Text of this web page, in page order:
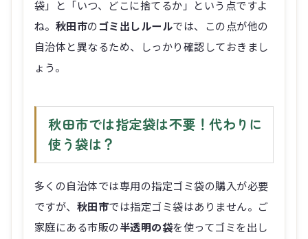
袋」と「いつ、どこに捨てるか」という点ですよ
ね。 秋田市のゴミ出しルールでは、この点が他の
自治体と異なるため、しっかり確認しておきまし
ょう。
秋田市では指定袋は不要！代わりに
使う袋は？
多くの自治体では専用の指定ゴミ袋の購入が必要
ですが、 秋田市では指定ゴミ袋はありません。ご
家庭にある市販の半透明の袋を使ってゴミを出し